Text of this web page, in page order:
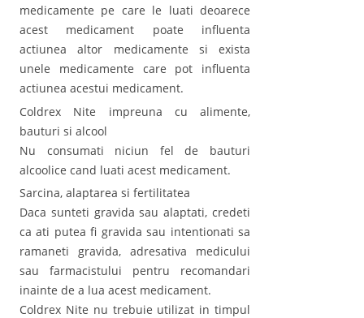
medicamente pe care le luati deoarece
acest medicament poate influenta
actiunea altor medicamente si exista
unele medicamente care pot influenta
actiunea acestui medicament.
Coldrex Nite impreuna cu alimente,
bauturi si alcool
Nu consumati niciun fel de bauturi
alcoolice cand luati acest medicament.
Sarcina, alaptarea si fertilitatea
Daca sunteti gravida sau alaptati, credeti
ca ati putea fi gravida sau intentionati sa
ramaneti gravida, adresativa medicului
sau farmacistului pentru recomandari
inainte de a lua acest medicament.
Coldrex Nite nu trebuie utilizat in timpul